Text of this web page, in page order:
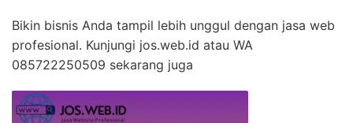
Bikin bisnis Anda tampil lebih unggul dengan jasa web
profesional. Kunjungi jos.web.id atau WA
085722250509 sekarang juga